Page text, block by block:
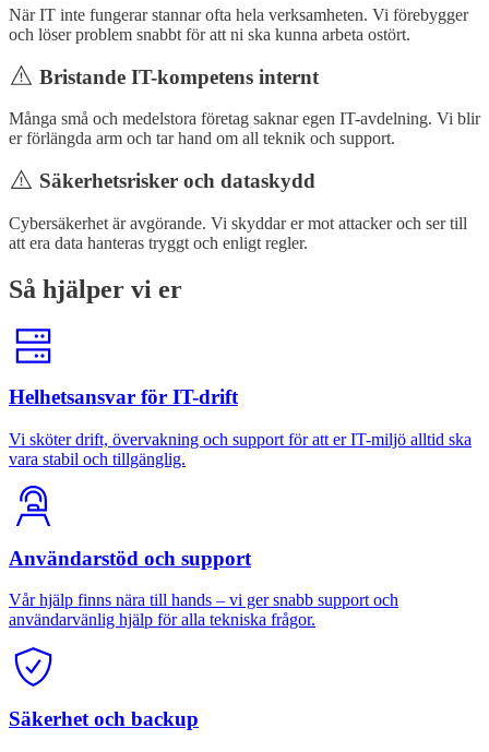
När IT inte fungerar stannar ofta hela verksamheten. Vi förebygger
och löser problem snabbt för att ni ska kunna arbeta ostört.
Bristande IT-kompetens internt
Många små och medelstora företag saknar egen IT-avdelning. Vi blir
er förlängda arm och tar hand om all teknik och support.
Säkerhetsrisker och dataskydd
Cybersäkerhet är avgörande. Vi skyddar er mot attacker och ser till
att era data hanteras tryggt och enligt regler.
Så hjälper vi er
Helhetsansvar för IT-drift
Vi sköter drift, övervakning och support för att er IT-miljö alltid ska
vara stabil och tillgänglig.
Användarstöd och support
Vår hjälp finns nära till hands – vi ger snabb support och
användarvänlig hjälp för alla tekniska frågor.
Säkerhet och backup